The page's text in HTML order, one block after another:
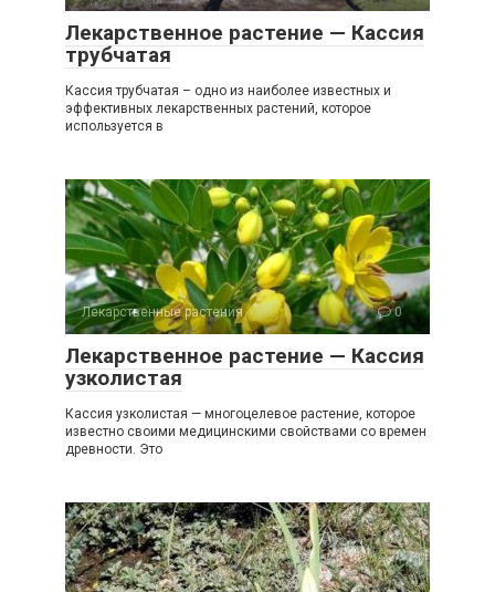
Лекарственное растение — Кассия
трубчатая
Кассия трубчатая – одно из наиболее известных и
эффективных лекарственных растений, которое
используется в
Лекарственные растения 0
Лекарственное растение — Кассия
узколистая
Кассия узколистая — многоцелевое растение, которое
известно своими медицинскими свойствами со времен
древности. Это